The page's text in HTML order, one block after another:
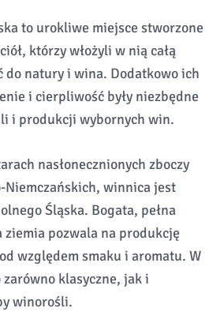
to urokliwe miejsce stworzone
którzy włożyli w nią całą
do natury i wina. Dodatkowo ich
i cierpliwość były niezbędne
i produkcji wybornych win.
nasłonecznionych zboczy
winnica jest
Śląska. Bogata, pełna
ziemia pozwala na produkcję
względem smaku i aromatu. W
klasyczne, jak i
winorośli.